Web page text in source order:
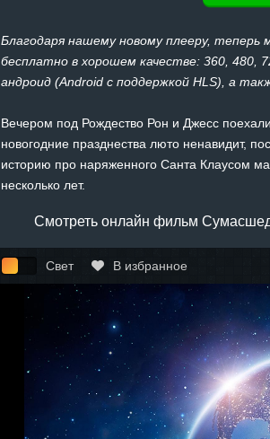
Благодаря нашему новому плееру,
бесплатно в хорошем качестве: 360,
андроид (Android с поддержкой HLS), а
Вечером под Рождество Рон и Джесс
новогодние празднества люто ненавидит,
историю про наряженного Санта Клаусом
несколько лет.
Смотреть онлайн фильм
Свет В избранное